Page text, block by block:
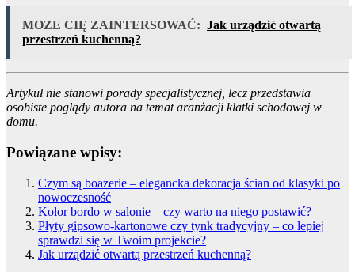
MOZE CIĘ ZAINTERSOWAĆ: Jak urządzić otwartą
przestrzeń kuchenną?
Artykuł nie stanowi porady specjalistycznej, lecz przedstawia
osobiste poglądy autora na temat aranżacji klatki schodowej w
domu.
Powiązane wpisy:
Czym są boazerie – elegancka dekoracja ścian od klasyki po
nowoczesność
Kolor bordo w salonie – czy warto na niego postawić?
Płyty gipsowo-kartonowe czy tynk tradycyjny – co lepiej
sprawdzi się w Twoim projekcie?
Jak urządzić otwartą przestrzeń kuchenną?